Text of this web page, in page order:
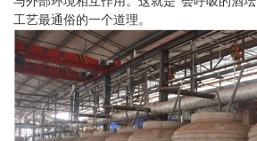
工艺最通俗的一个道理。